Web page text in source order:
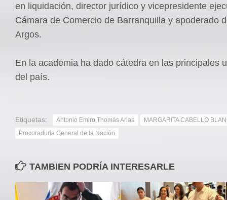
en liquidación, director jurídico y vicepresidente
Cámara de Comercio de Barranquilla y apoderado
Argos.
En la academia ha dado cátedra en las principales
del país.
Etiquetas: Antonio Emiro Thomás Arias
MARGARITA CABELLO
Procuraduría General de la Nación
TAMBIEN PODRÍA INTERESARLE